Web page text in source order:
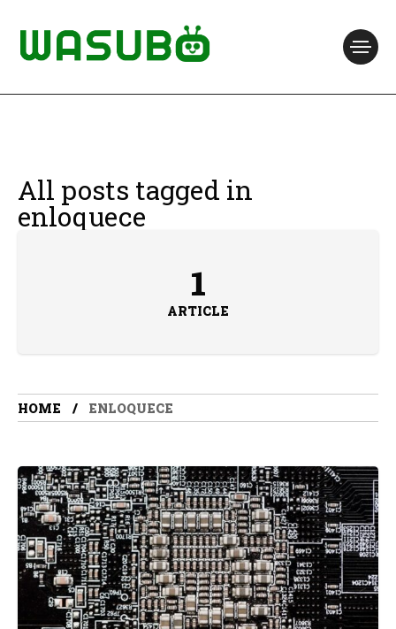
All posts tagged in
enloquece
1
ARTICLE
HOME ENLOQUECE